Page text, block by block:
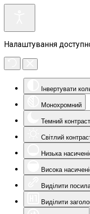
Налаштування
Інвертувати
Монохромний
Темний контраст
Світлий
Низька
Висока
Виділити
Виділити